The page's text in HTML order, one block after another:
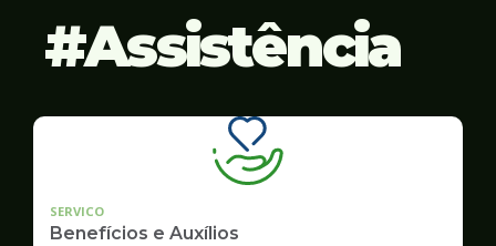
Assistência
SERVICO
Benefícios e Auxílios